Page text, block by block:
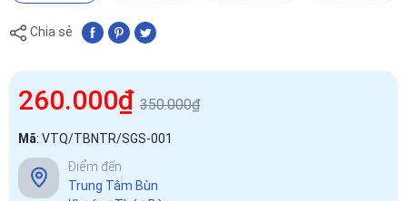
Chia sẻ
260.000₫ 350.000₫
Mã: VTQ/TBNTR/SGS-001
Điểm đến
Trung Tâm Bùn